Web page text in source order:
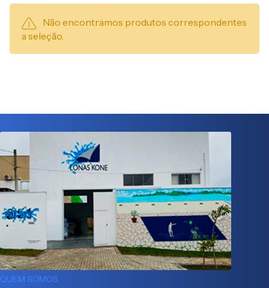
Não encontramos produtos correspondentes
a seleção.
QUEM SOMOS